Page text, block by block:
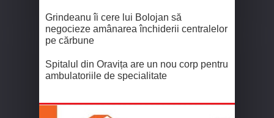
Grindeanu îi cere lui Bolojan să
negocieze amânarea închiderii centralelor
pe cărbune
Spitalul din Oravița are un nou corp pentru
ambulatoriile de specialitate